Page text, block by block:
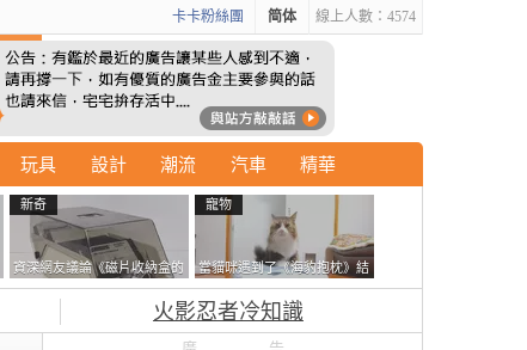
線上人數：4574
简体
卡卡粉絲團
玩具 設計 潮流 汽車 精華
新奇
資深網友議論《磁片收納盒的
鎖有什麼用》想偷的話整盒拿
寵物
當貓咪遇到了《海豹抱枕》結
果玩了10天後，海豹一整個走
鐘笑翻網友
火影忍者冷知識